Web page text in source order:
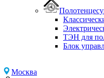
ТЭН для
Блок
Москва